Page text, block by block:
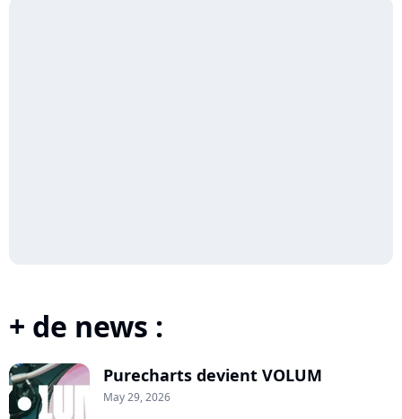
+ de news :
Purecharts devient VOLUM
May 29, 2026